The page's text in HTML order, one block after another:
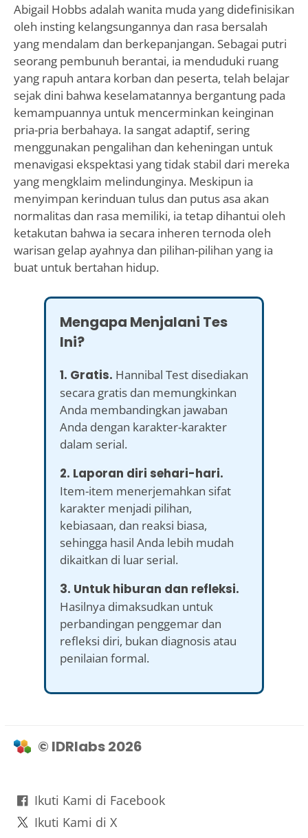
Abigail Hobbs adalah wanita muda yang didefinisikan
oleh insting kelangsungannya dan rasa bersalah
yang mendalam dan berkepanjangan. Sebagai putri
seorang pembunuh berantai, ia menduduki ruang
yang rapuh antara korban dan peserta, telah belajar
sejak dini bahwa keselamatannya bergantung pada
kemampuannya untuk mencerminkan keinginan
pria-pria berbahaya. Ia sangat adaptif, sering
menggunakan pengalihan dan keheningan untuk
menavigasi ekspektasi yang tidak stabil dari mereka
yang mengklaim melindunginya. Meskipun ia
menyimpan kerinduan tulus dan putus asa akan
normalitas dan rasa memiliki, ia tetap dihantui oleh
ketakutan bahwa ia secara inheren ternoda oleh
warisan gelap ayahnya dan pilihan-pilihan yang ia
buat untuk bertahan hidup.
Mengapa Menjalani Tes
Ini?
1. Gratis. Hannibal Test disediakan
secara gratis dan memungkinkan
Anda membandingkan jawaban
Anda dengan karakter-karakter
dalam serial.
2. Laporan diri sehari-hari.
Item-item menerjemahkan sifat
karakter menjadi pilihan,
kebiasaan, dan reaksi biasa,
sehingga hasil Anda lebih mudah
dikaitkan di luar serial.
3. Untuk hiburan dan refleksi.
Hasilnya dimaksudkan untuk
perbandingan penggemar dan
refleksi diri, bukan diagnosis atau
penilaian formal.
© IDRlabs 2026
Ikuti Kami di Facebook
Ikuti Kami di X